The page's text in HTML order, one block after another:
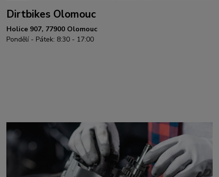
Dirtbikes Olomouc
Holice 907, 77900 Olomouc
Pondělí - Pátek: 8:30 - 17:00